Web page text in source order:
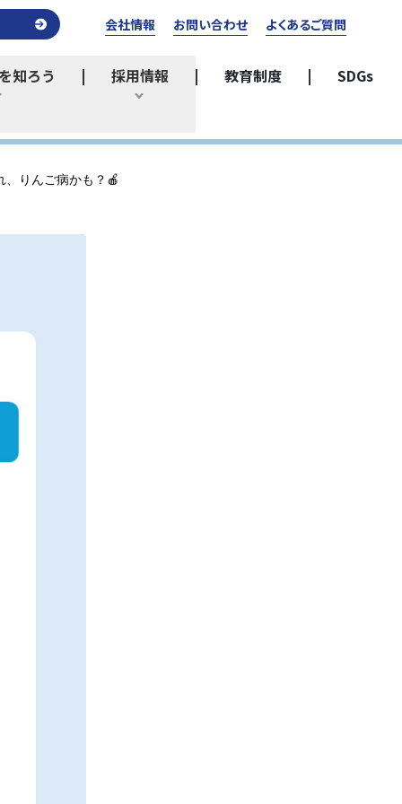
知ろう
ひらく
採用情報
ひらく
教育制度 SDGs
会社情報 お問い合わせ よくあるご質問
りんご病かも？🍎